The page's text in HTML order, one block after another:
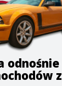
odnośnie
z